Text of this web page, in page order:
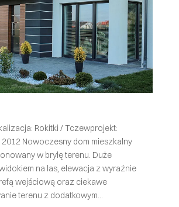
Rokitki / Tczewprojekt:
Nowoczesny dom mieszkalny
w bryłę terenu. Duże
na las, elewacja z wyraźnie
wejściową oraz ciekawe
terenu z dodatkowym...